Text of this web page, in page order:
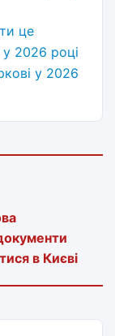
це
2026 році
у 2026
в Києві